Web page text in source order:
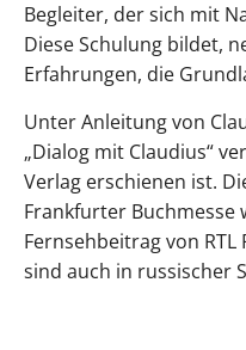
Begleiter, der sich mit
Diese Schulung bildet,
Erfahrungen, die
Unter Anleitung von
„Dialog mit Claudius“
Verlag erschienen ist.
Frankfurter Buchmesse
Fernsehbeitrag von
sind auch in russischer